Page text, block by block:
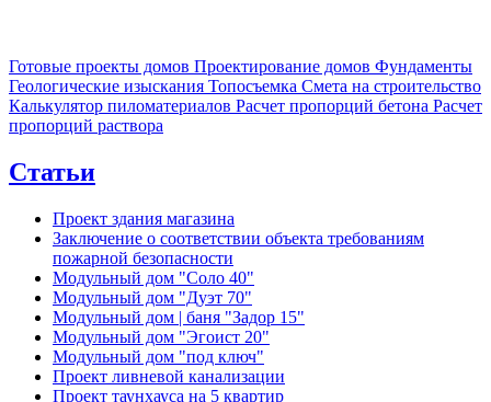
Готовые проекты домов Проектирование домов Фундаменты
Геологические изыскания Топосъемка Смета на строительство
Калькулятор пиломатериалов Расчет пропорций бетона Расчет
пропорций раствора
Статьи
Проект здания магазина
Заключение о соответствии объекта требованиям
пожарной безопасности
Модульный дом "Соло 40"
Модульный дом "Дуэт 70"
Модульный дом | баня "Задор 15"
Модульный дом "Эгоист 20"
Модульный дом "под ключ"
Проект ливневой канализации
Проект таунхауса на 5 квартир